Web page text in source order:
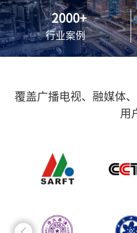
2000
行业案例
覆盖广播电视、融媒体
用